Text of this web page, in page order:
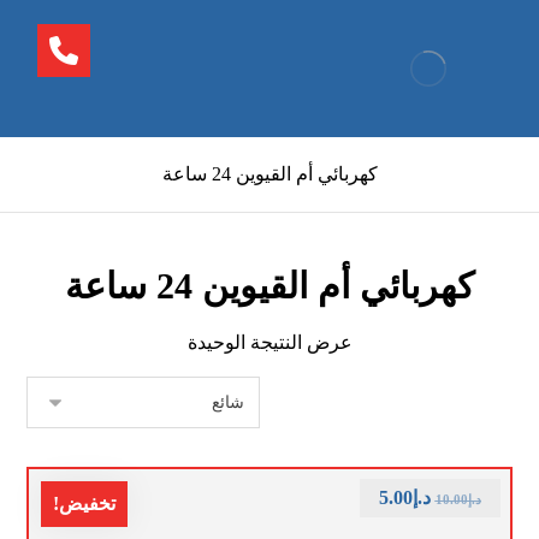
كهربائي أم القيوين 24 ساعة
كهربائي أم القيوين 24 ساعة
عرض النتيجة الوحيدة
تخفيض! د.إ10.00 د.إ5.00